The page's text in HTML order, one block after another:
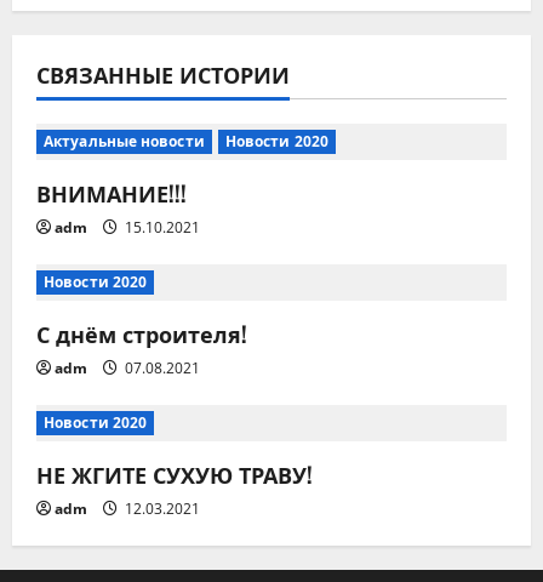
а
ц
и
я
п
о
з
а
п
и
СВЯЗАННЫЕ ИСТОРИИ
Актуальные новости Новости 2020
ВНИМАНИЕ!!!
adm 15.10.2021
Новости 2020
С днём строителя!
adm 07.08.2021
Новости 2020
НЕ ЖГИТЕ СУХУЮ ТРАВУ!
adm 12.03.2021